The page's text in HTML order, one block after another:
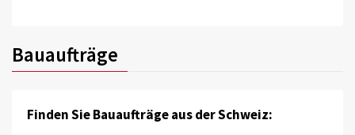
Bauaufträge
Finden Sie Bauaufträge aus der Schweiz: